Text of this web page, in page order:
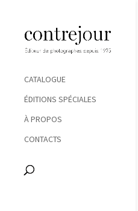
CATALOGUE
ÉDITIONS SPÉCIALES
À PROPOS
CONTACTS